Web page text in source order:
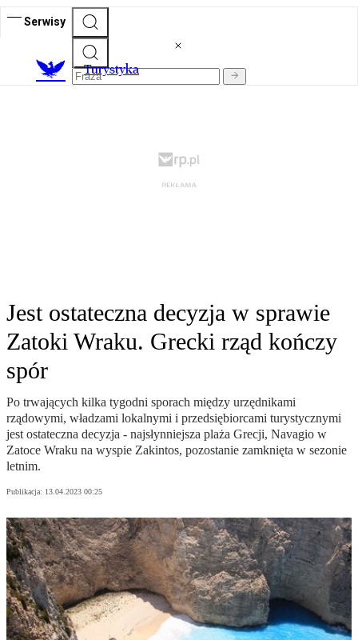
Serwisy
Turystyka
Jest ostateczna decyzja w sprawie
Zatoki Wraku. Grecki rząd kończy
spór
Po trwających kilka tygodni sporach między urzędnikami
rządowymi, władzami lokalnymi i przedsiębiorcami turystycznymi
jest ostateczna decyzja - najsłynniejsza plaża Grecji, Navagio w
Zatoce Wraku na wyspie Zakintos, pozostanie zamknięta w sezonie
letnim.
Publikacja: 13.04.2023 00:25